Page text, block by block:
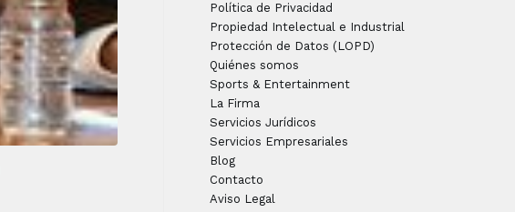
Política de Privacidad
Propiedad Intelectual e Industrial
Protección de Datos (LOPD)
Quiénes somos
Sports & Entertainment
La Firma
Servicios Jurídicos
Servicios Empresariales
Blog
Contacto
Aviso Legal